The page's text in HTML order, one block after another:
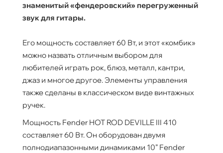
знаменитый «фендеровский» перегруженный
звук для гитары.
​Его мощность составляет 60 Вт, и этот «комбик»
можно назвать отличным выбором для
любителей играть рок, блюз, металл, кантри,
джаз и многое другое. Элементы управления
также сделаны в классическом виде винтажных
ручек.
Мощность Fender HOT ROD DEVILLE III 410
составляет 60 Вт. Он оборудован двумя
полнодиапазонными динамиками 10” Fender